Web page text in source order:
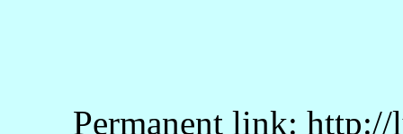
Permanent link: